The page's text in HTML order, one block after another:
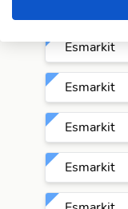
Esmarkit
Esmarkit
Esmarkit
Esmarkit